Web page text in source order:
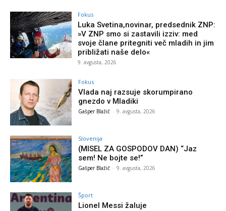
Fokus
Luka Svetina,novinar, predsednik ZNP:
»V ZNP smo si zastavili izziv: med
svoje člane pritegniti več mladih in jim
približati naše delo«
9. avgusta, 2026
Fokus
Vlada naj razsuje skorumpirano
gnezdo v Mladiki
Gašper Blažič - 9. avgusta, 2026
Slovenija
(MISEL ZA GOSPODOV DAN) “Jaz
sem! Ne bojte se!”
Gašper Blažič - 9. avgusta, 2026
Šport
Lionel Messi žaluje